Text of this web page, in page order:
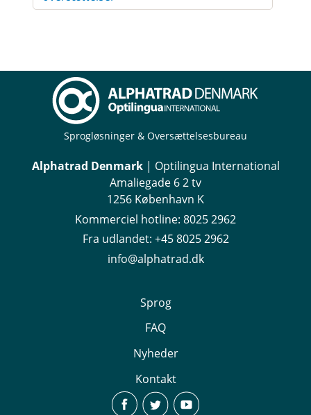
Sprogløsninger & Oversættelsesbureau
Alphatrad Denmark| Optilingua International
Amaliegade 6 2 tv
1256 København K
Kommerciel hotline: 8025 2962
Fra udlandet: +45 8025 2962
info@alphatrad.dk
Sprog
FAQ
Nyheder
Kontakt